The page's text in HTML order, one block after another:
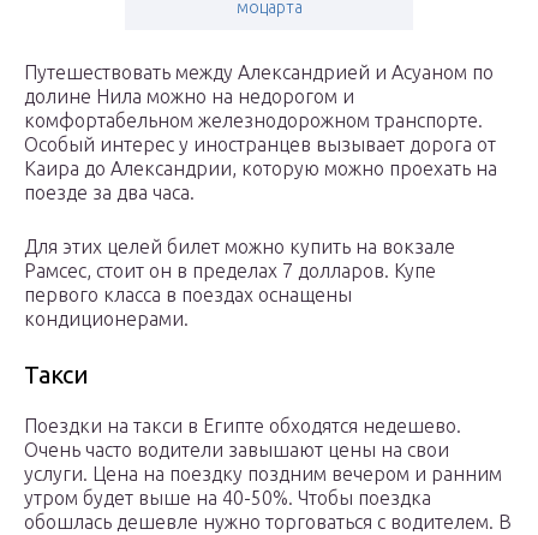
моцарта
Путешествовать между Александрией и Асуаном по
долине Нила можно на недорогом и
комфортабельном железнодорожном транспорте.
Особый интерес у иностранцев вызывает дорога от
Каира до Александрии, которую можно проехать на
поезде за два часа.
Для этих целей билет можно купить на вокзале
Рамсес, стоит он в пределах 7 долларов. Купе
первого класса в поездах оснащены
кондиционерами.
Такси
Поездки на такси в Египте обходятся недешево.
Очень часто водители завышают цены на свои
услуги. Цена на поездку поздним вечером и ранним
утром будет выше на 40-50%. Чтобы поездка
обошлась дешевле нужно торговаться с водителем. В